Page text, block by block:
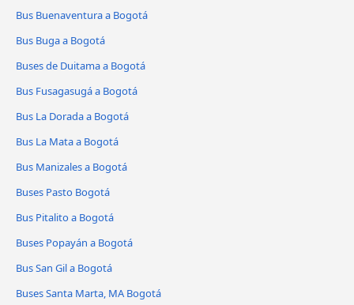
Bus Buenaventura a Bogotá
Bus Buga a Bogotá
Buses de Duitama a Bogotá
Bus Fusagasugá a Bogotá
Bus La Dorada a Bogotá
Bus La Mata a Bogotá
Bus Manizales a Bogotá
Buses Pasto Bogotá
Bus Pitalito a Bogotá
Buses Popayán a Bogotá
Bus San Gil a Bogotá
Buses Santa Marta, MA Bogotá